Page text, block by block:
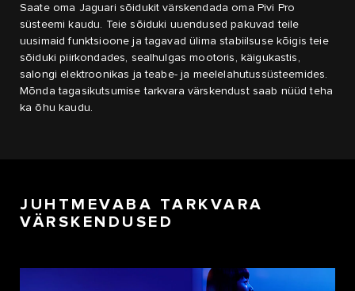
Saate oma Jaguari sõidukit värskendada oma Pivi Pro
süsteemi kaudu. Teie sõiduki uuendused pakuvad teile
uusimaid funktsioone ja tagavad ülima stabiilsuse kõigis teie
sõiduki piirkondades, sealhulgas mootoris, käigukastis,
salongi elektroonikas ja teabe- ja meelelahutussüsteemides.
Mõnda tagasikutsumise tarkvara värskendust saab nüüd teha
ka õhu kaudu.
JUHTMEVABA TARKVARA
VÄRSKENDUSED